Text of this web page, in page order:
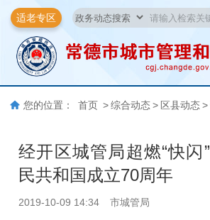
适老专区
您的位置： 首页 > 综合动态 > 区县动态 >
经开区城管局超燃“快闪
民共和国成立70周年
2019-10-09 14:34 市城管局